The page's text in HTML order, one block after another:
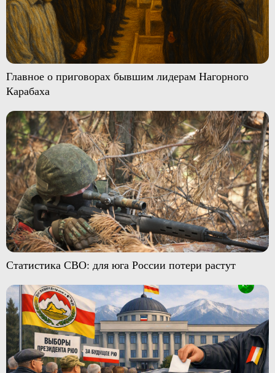
Главное о приговорах бывшим лидерам Нагорного
Карабаха
Статистика СВО: для юга России потери растут